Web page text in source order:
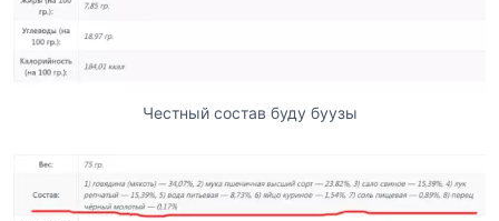
Честный состав буду буузы